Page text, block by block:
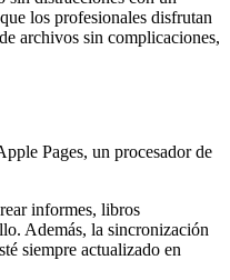
los profesionales disfrutan
archivos sin complicaciones,
Pages, un procesador de
informes, libros
Además, la sincronización
siempre actualizado en